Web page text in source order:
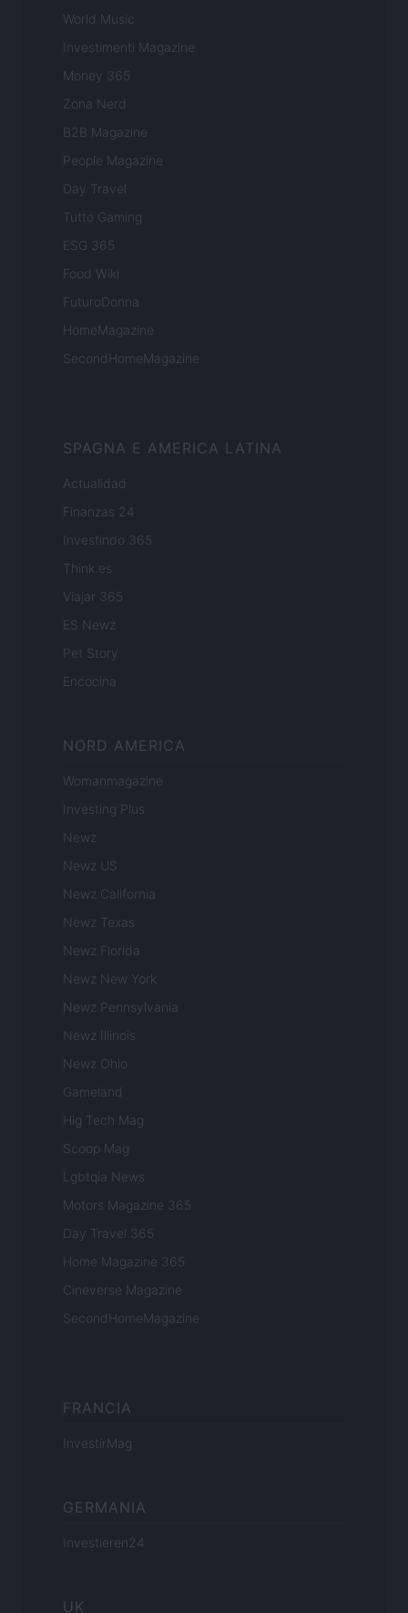
World Music
Investimenti Magazine
Money 365
Zona Nerd
B2B Magazine
People Magazine
Day Travel
Tutto Gaming
ESG 365
Food Wiki
FuturoDonna
HomeMagazine
SecondHomeMagazine
SPAGNA E AMERICA LATINA
Actualidad
Finanzas 24
Investindo 365
Think.es
Viajar 365
ES Newz
Pet Story
Encocina
NORD AMERICA
Womanmagazine
Investing Plus
Newz
Newz US
Newz California
Newz Texas
Newz Florida
Newz New York
Newz Pennsylvania
Newz Illinois
Newz Ohio
Gameland
Hig Tech Mag
Scoop Mag
Lgbtqia News
Motors Magazine 365
Day Travel 365
Home Magazine 365
Cineverse Magazine
SecondHomeMagazine
FRANCIA
InvestirMag
GERMANIA
Investieren24
UK